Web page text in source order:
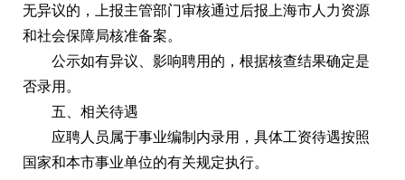
无异议的，上报主管部门审核通过后报上海市人力资源
和社会保障局核准备案。
公示如有异议、影响聘用的，根据核查结果确定是
否录用。
五、相关待遇
应聘人员属于事业编制内录用，具体工资待遇按照
国家和本市事业单位的有关规定执行。